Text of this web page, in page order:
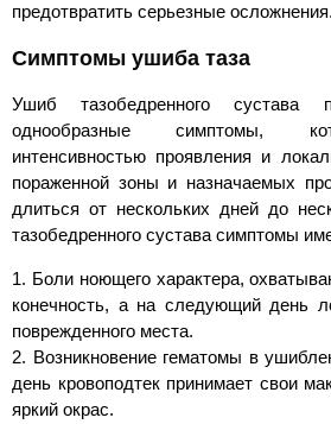
предотвратить серьезные осложнения.
Симптомы ушиба таза
Ушиб тазобедренного сустава
однообразные симптомы,
интенсивностью проявления и
пораженной зоны и назначаемых
длиться от нескольких дней до
тазобедренного сустава симптомы
1. Боли ноющего характера,
конечность, а на следующий день
поврежденного места.
2. Возникновение гематомы в
день кровоподтек принимает свои
яркий окрас.